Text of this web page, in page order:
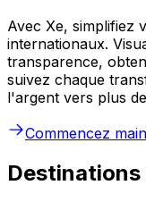
Avec Xe, simplifiez
internationaux.
transparence,
suivez chaque
l'argent vers plus
Commencez